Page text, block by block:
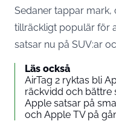
Sedaner tappar mark,
tillräckligt populär för
satsar nu på SUV:ar
Läs också
AirTag 2 ryktas bli
räckvidd och bättre
Apple satsar på
och Apple TV på